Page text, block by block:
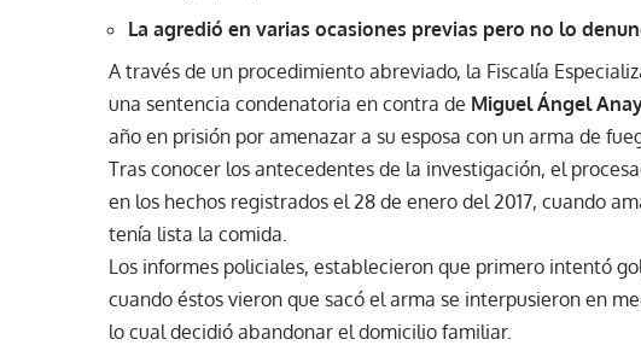
La agredió en varias ocasiones previas pero no lo
A través de un procedimiento abreviado, la Fiscalía
una sentencia condenatoria en contra de Miguel Ángel
año en prisión por amenazar a su esposa con un arma de
Tras conocer los antecedentes de la investigación, el
en los hechos registrados el 28 de enero del 2017, cuando
tenía lista la comida.
Los informes policiales, establecieron que primero intentó
cuando éstos vieron que sacó el arma se interpusieron en
lo cual decidió abandonar el domicilio familiar.